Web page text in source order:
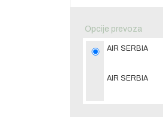
Opcije prevoza
AIR SERBIA
AIR SERBIA